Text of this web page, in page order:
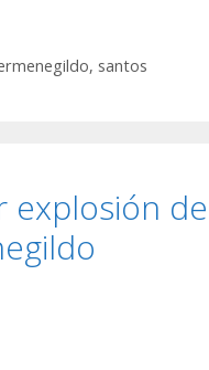
, santos
explosión